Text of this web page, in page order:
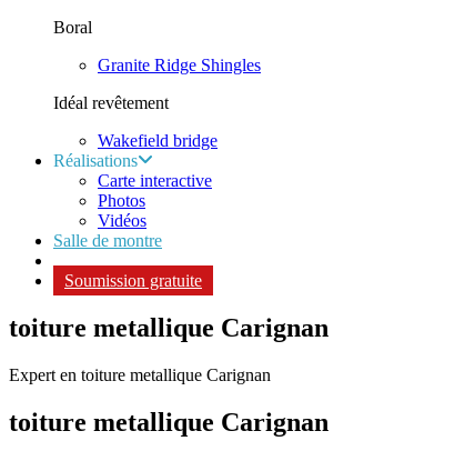
Boral
Granite Ridge Shingles
Idéal revêtement
Wakefield bridge
Réalisations
Carte interactive
Photos
Vidéos
Salle de montre
Soumission gratuite
toiture metallique Carignan
Expert en toiture metallique Carignan
toiture metallique Carignan